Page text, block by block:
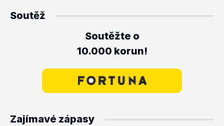
Soutěž
Soutěžte o
10.000 korun!
Zajímavé zápasy